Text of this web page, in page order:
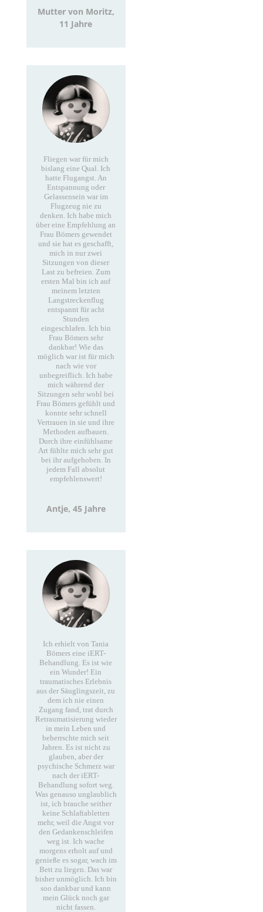
Mutter von Moritz,
11 Jahre
Fliegen war für mich
bislang eine Qual. Ich
hatte Flugangst. An
Entspannung oder
Gelassensein war im
Flugzeug nie zu
denken. Ich habe mich
über eine Empfehlung an
Frau Bömers gewendet
und sie hat es geschafft,
mich in nur zwei
Sitzungen von dieser
Last zu befreien. Zum
ersten Mal bin ich auf
meinem letzten
Langstreckenflug
entspannt für acht
Stunden
eingeschlafen. Ich bin
Frau Bömers sehr
dankbar! Wie das
möglich war ist für mich
nach wie vor
unbegreiflich. Ich habe
mich während der
Sitzungen sehr wohl bei
Frau Bömers gefühlt und
konnte sehr schnell
Vertrauen in sie und ihre
Methoden aufbauen.
Durch ihre einfühlsame
Art fühlte mich sehr gut
bei ihr aufgehoben. In
jedem Fall absolut
empfehlenswert!
Antje, 45 Jahre
Ich erhielt von Tania
Bömers eine iERT-
Behandlung. Es ist wie
ein Wunder! Ein
traumatisches Erlebnis
aus der Säuglingszeit, zu
dem ich nie einen
Zugang fand, trat durch
Retraumatisierung wieder
in mein Leben und
beherrschte mich seit
Jahren. Es ist nicht zu
glauben, aber der
psychische Schmerz war
nach der iERT-
Behandlung sofort weg.
Was genauso unglaublich
ist, ich brauche seither
keine Schlaftabletten
mehr, weil die Angst vor
den Gedankenschleifen
weg ist. Ich wache
morgens erholt auf und
genieße es sogar, wach im
Bett zu liegen. Das war
bisher unmöglich. Ich bin
soo dankbar und kann
mein Glück noch gar
nicht fassen.